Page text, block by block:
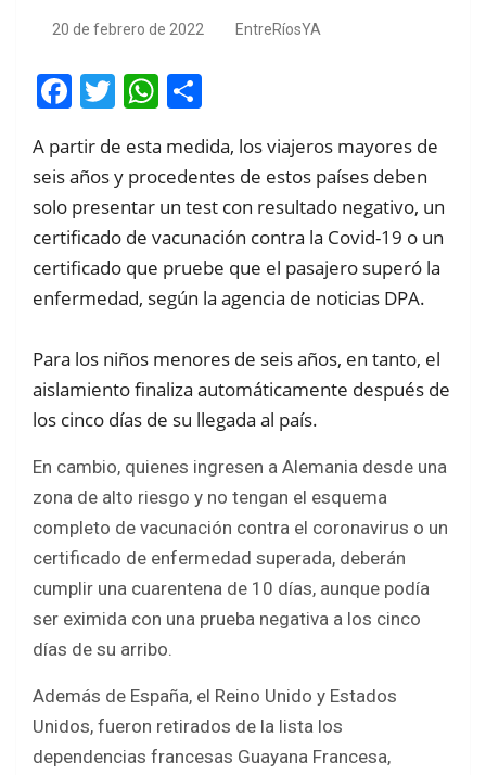
20 de febrero de 2022 EntreRíosYA
F
ce
b
o
o
k
T
tt
er
W
at
s
A
p
p
ar
e
A partir de esta medida, los viajeros mayores de
seis años y procedentes de estos países deben
solo presentar un test con resultado negativo, un
certificado de vacunación contra la Covid-19 o un
certificado que pruebe que el pasajero superó la
enfermedad, según la agencia de noticias DPA.
Para los niños menores de seis años, en tanto, el
aislamiento finaliza automáticamente después de
los cinco días de su llegada al país.
En cambio, quienes ingresen a Alemania desde una
zona de alto riesgo y no tengan el esquema
completo de vacunación contra el coronavirus o un
certificado de enfermedad superada, deberán
cumplir una cuarentena de 10 días, aunque podía
ser eximida con una prueba negativa a los cinco
días de su arribo.
Además de España, el Reino Unido y Estados
Unidos, fueron retirados de la lista los
dependencias francesas Guayana Francesa,